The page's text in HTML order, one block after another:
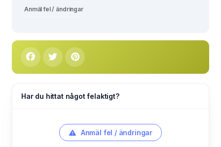
Anmäl fel / ändringar
Har du hittat något felaktigt?
Anmäl fel / ändringar